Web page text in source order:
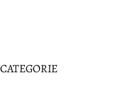
CATEGORIE